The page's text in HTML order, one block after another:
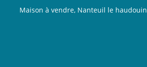
Maison à vendre, Nanteuil le haudouin